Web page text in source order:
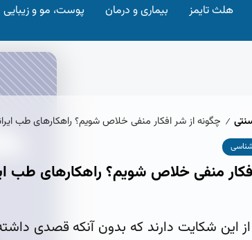
هلث تایمز بیماری و درمان پوست، مو و زیبایی
/ چگونه از شر افکار منفی خلاص شویم؟ راهکارهای طب
منفی خلاص شویم؟ راهکارهای طب
از این شکایت دارند که بدون آنکه قصدی